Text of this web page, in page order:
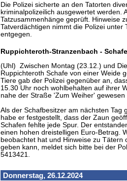
Die Polizei sicherte an den Tatorten
kriminalpolizeilich ausgewertet werden.
Tatzusammenhänge geprüft. Hinweise
Tatverdächtigen nimmt die Polizei unter
entgegen.
Ruppichteroth-Stranzenbach -
(Uhl) Zwischen Montag (23.12.) und
Ruppichteroth Schafe von einer Weide
Tiere gab der Polizei gegenüber an,
15.30 Uhr noch wohlbehalten auf ihrer
nahe der Straße 'Zum Weiher' gewesen
Als der Schafbesitzer am nächsten Tag
habe er festgestellt, dass der Zaun
Schafen fehlte jede Spur. Der
einen hohen dreistelligen Euro-Betrag.
beobachtet hat und Hinweise zu Tätern
geben kann, meldet sich bitte bei der
5413421.
Donnerstag, 26.12.2024